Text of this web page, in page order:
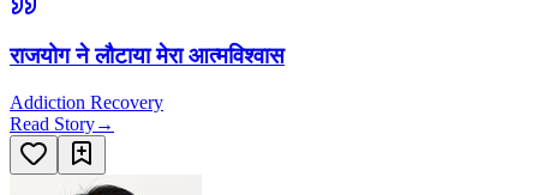
राजयोग ने लौटाया मेरा आत्मविश्वास
Addiction Recovery
Read Story→